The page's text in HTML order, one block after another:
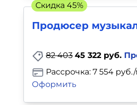
Продюсер
82 403 45 322 руб.
Рассрочка: 7 554
Оформить
Скидка 45%
Прочее
Тесты на